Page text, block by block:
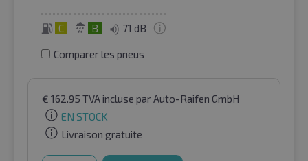
C B 71 dB
Comparer les pneus
€ 162.95 TVA incluse par Auto-Raifen GmbH
EN STOCK
Livraison gratuite